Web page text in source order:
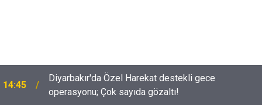
14:45
Diyarbakır'da Özel Harekat destekli gece
operasyonu; Çok sayıda gözaltı!